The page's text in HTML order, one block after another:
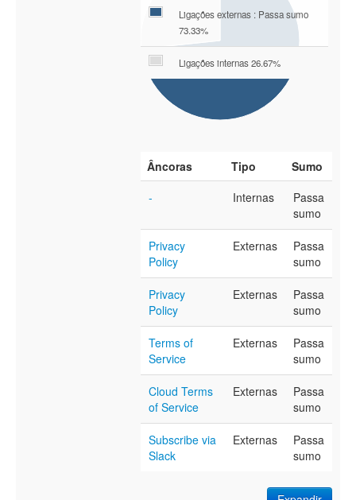
Ligações externas : Passa sumo
73.33%
Ligações internas 26.67%
Âncoras Tipo
Sumo
-
Internas
Passa
sumo
Privacy
Policy
Externas
Passa
sumo
Privacy
Policy
Externas
Passa
sumo
Terms of
Service
Externas
Passa
sumo
Cloud Terms
of Service
Externas
Passa
sumo
Subscribe via
Slack
Externas
Passa
sumo